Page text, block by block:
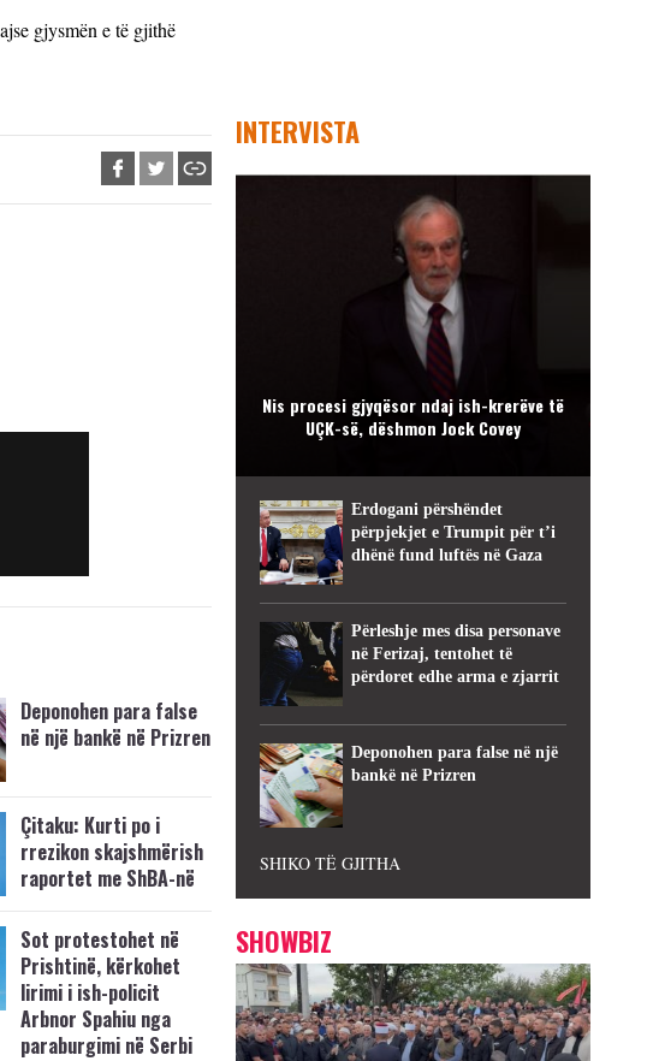
gjysmën e të gjithë
Deponohen para false
në një bankë në Prizren
Çitaku: Kurti po i
rrezikon skajshmërish
raportet me ShBA-në
Sot protestohet në
Prishtinë, kërkohet
lirimi i ish-policit
Arbnor Spahiu nga
paraburgimi në Serbi
INTERVISTA
Nis procesi gjyqësor ndaj ish-krerëve të
UÇK-së, dëshmon Jock Covey
Erdogani përshëndet
përpjekjet e Trumpit për t’i
dhënë fund luftës në Gaza
Përleshje mes disa personave
në Ferizaj, tentohet të
përdoret edhe arma e zjarrit
Deponohen para false në një
bankë në Prizren
SHIKO TË GJITHA
SHOWBIZ